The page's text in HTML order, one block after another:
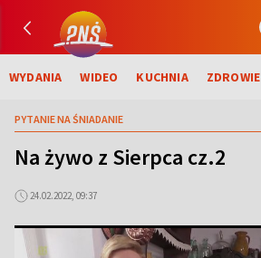
WYDANIA WIDEO KUCHNIA ZDROWIE
PYTANIE NA ŚNIADANIE
Na żywo z Sierpca cz.2
24.02.2022, 09:37